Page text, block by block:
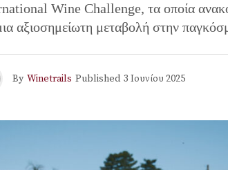
Wine Challenge, τα οποία
αξιοσημείωτη μεταβολή στην
By Winetrails Published 3 Ιουνίου 2025